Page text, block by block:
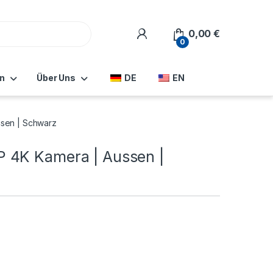
0
0,00€
Über Uns DE EN
| Schwarz
4K Kamera | Aussen |